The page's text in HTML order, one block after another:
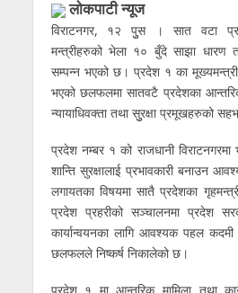
लाेकपाटी न्यूज
विराटनगर, १२ पुुस । सात वटा
मन्त्रीहरुको भेला १० बुँदे साझा धारण
सम्पन्न भएको छ। प्रदेश १ का
भएको छलफलमा सातवटै प्रदेशका
न्यायाधिवक्ता तथा सुुरक्षा प्रमूखहरुको
प्रदेश नम्बर १ को राजधानी
शान्ति सुरक्षालाई प्रभावकारी बनाउन
लगायतका विषयमा सातै प्रदेशका
प्रदेश प्रहरीको सञ्चालनमा प्रदेश
कार्यान्वयनका लागि आवश्यक पहल कदमी
छलफलले निष्कर्ष निकालेको छ।